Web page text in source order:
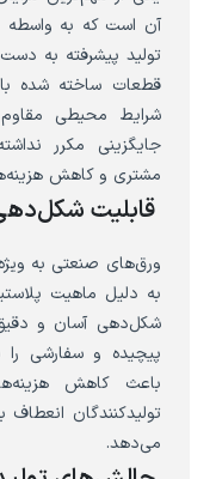
آن است که به واسطه
تولید پیشرفته به
قطعات ساخته شده
شرایط محیطی مقاوم
جایگزینی مکرر
مشتری و کاهش
قابلیت
ورق‌های صنعتی به ویژه
به دلیل ماهیت
شکل‌دهی آسان و دقیق
پیچیده و سفارشی
باعث کاهش
تولیدکنندگان
می‌دهد.